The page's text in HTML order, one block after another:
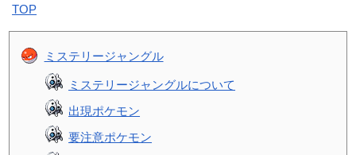
TOP
ミステリージャングル
ミステリージャングルについて
出現ポケモン
要注意ポケモン